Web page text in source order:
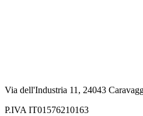
Via dell'Industria 11, 24043
P.IVA IT01576210163